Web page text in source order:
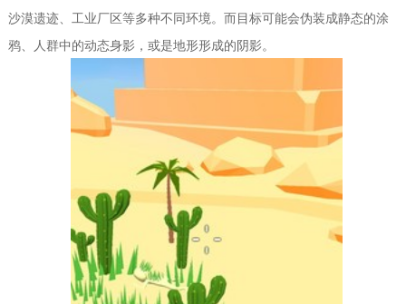
沙漠遗迹、工业厂区等多种不同环境。而目标可能会伪装成静态的涂
鸦、人群中的动态身影，或是地形形成的阴影。